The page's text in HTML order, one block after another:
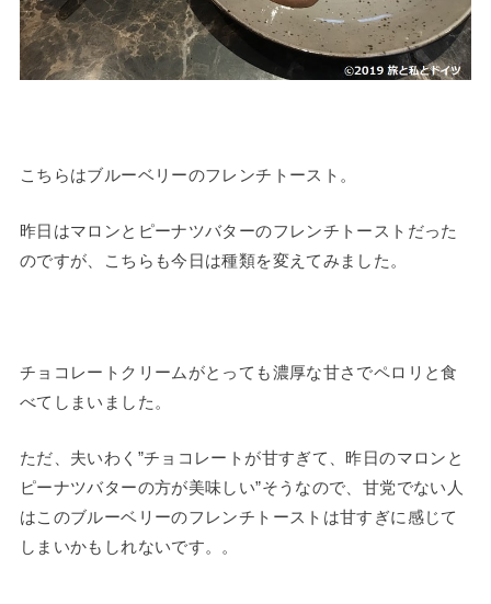
こちらはブルーベリーのフレンチトースト。
昨日はマロンとピーナツバターのフレンチトーストだった
のですが、こちらも今日は種類を変えてみました。
チョコレートクリームがとっても濃厚な甘さでペロリと食
べてしまいました。
ただ、夫いわく”チョコレートが甘すぎて、昨日のマロンと
ピーナツバターの方が美味しい”そうなので、甘党でない人
はこのブルーベリーのフレンチトーストは甘すぎに感じて
しまいかもしれないです。。